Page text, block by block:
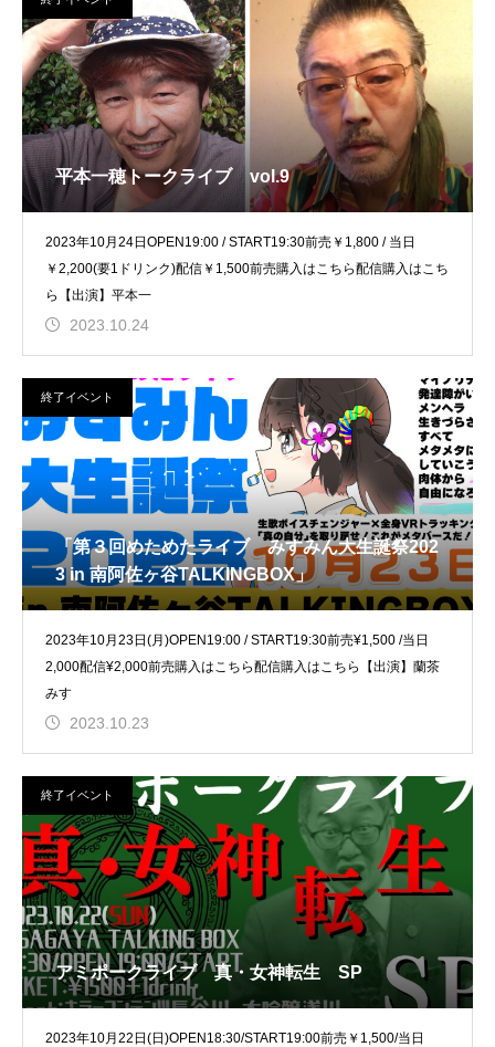
平本一穂トークライブ vol.9
2023年10月24日OPEN19:00 / START19:30前売￥1,800 / 当日
￥2,200(要1ドリンク)配信￥1,500前売購入はこちら配信購入はこち
ら【出演】平本一
2023.10.24
終了イベント
「第３回めためたライブ みすみん大生誕祭202
3 in 南阿佐ヶ谷TALKINGBOX」
2023年10月23日(月)OPEN19:00 / START19:30前売¥1,500 /当日
2,000配信¥2,000前売購入はこちら配信購入はこちら【出演】蘭茶
みす
2023.10.23
終了イベント
アミポークライブ 真・女神転生 SP
2023年10月22日(日)OPEN18:30/START19:00前売￥1,500/当日